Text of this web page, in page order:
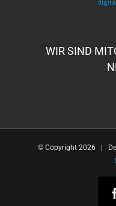
WIR SIND
© Copyright 2026 |